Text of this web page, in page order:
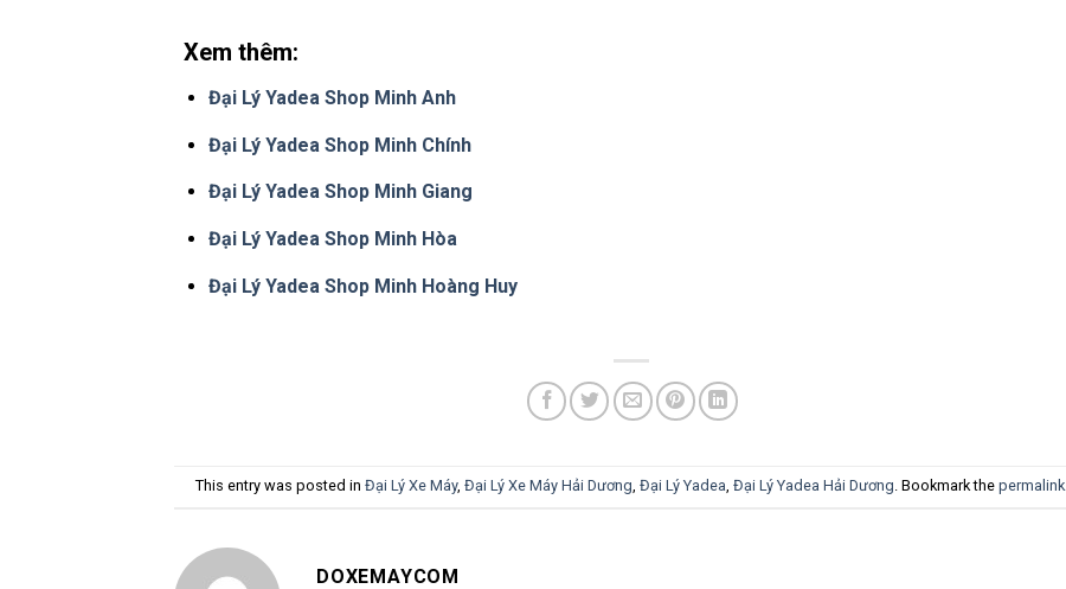
Xem thêm:
Đại Lý Yadea Shop Minh Anh
Đại Lý Yadea Shop Minh Chính
Đại Lý Yadea Shop Minh Giang
Đại Lý Yadea Shop Minh Hòa
Đại Lý Yadea Shop Minh Hoàng Huy
This entry was posted in Đại Lý Xe Máy, Đại Lý Xe Máy Hải Dương Đại Lý Yadea Đại Lý Yadea Hải Dương . Bookmark the permalink.
DOXEMAYCOM